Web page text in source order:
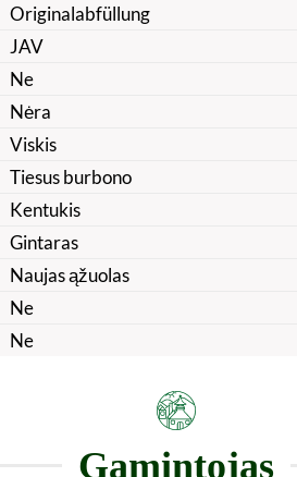
Originalabfüllung
JAV
Ne
Nėra
Viskis
Tiesus burbono
Kentukis
Gintaras
Naujas ąžuolas
Ne
Ne
Gamintojas